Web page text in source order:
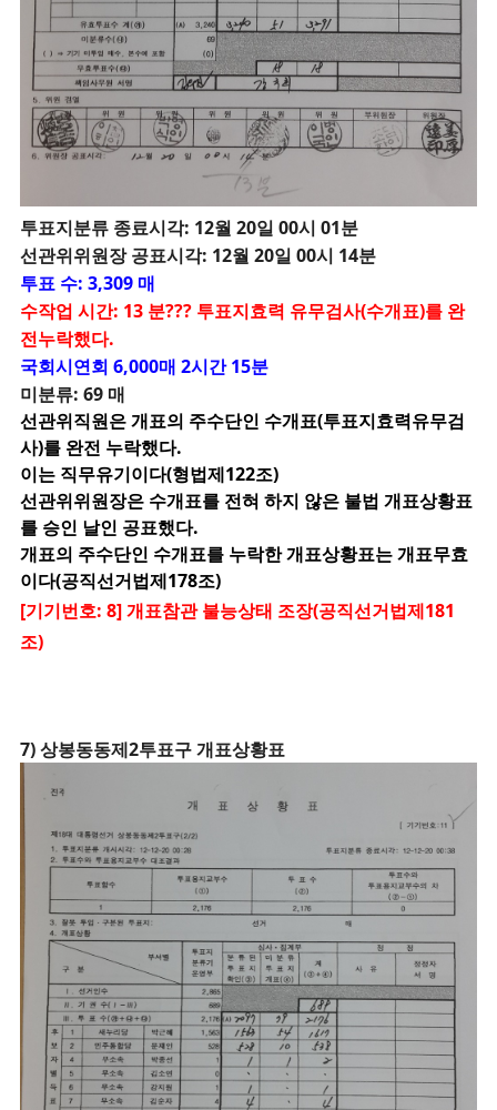
투표지분류 종료시각: 12월 20일 00시 01분
선관위위원장 공표시각: 12월 20일 00시 14분
투표 수: 3,309 매
수작업 시간: 13 분??? 투표지효력 유무검사(수개표)를 완
전누락했다.
국회시연회 6,000매 2시간 15분
미분류: 69 매
선관위직원은 개표의 주수단인 수개표(투표지효력유무검
사)를 완전 누락했다.
이는 직무유기이다(형법제122조)
선관위위원장은 수개표를 전혀 하지 않은 불법 개표상황표
를 승인 날인 공표했다.
개표의 주수단인 수개표를 누락한 개표상황표는 개표무효
이다(공직선거법제178조)
[기기번호: 8] 개표참관 불능상태 조장(공직선거법제181
조)
7) 상봉동동제2투표구 개표상황표